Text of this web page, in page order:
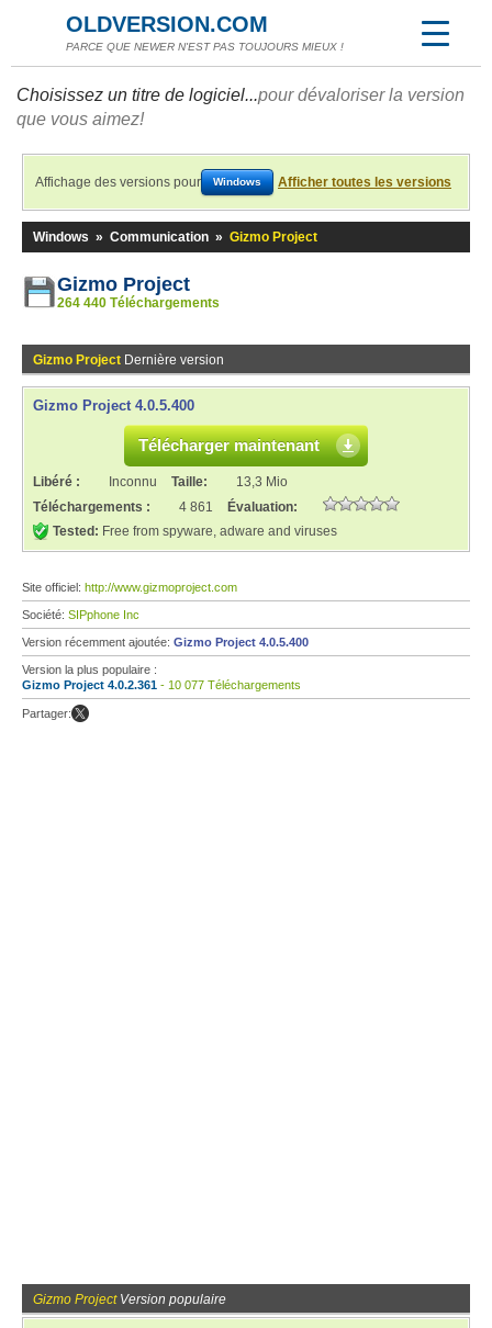
OLDVERSION.COM
PARCE QUE NEWER N'EST PAS TOUJOURS MIEUX !
Choisissez un titre de logiciel...pour dévaloriser la version
que vous aimez!
Affichage des versions pour Windows Afficher toutes les versions
Windows » Communication » Gizmo Project
Gizmo Project
264 440 Téléchargements
Gizmo Project Dernière version
Gizmo Project 4.0.5.400
Télécharger maintenant
Libéré : Inconnu Taille:
13,3 Mio
Téléchargements :
4 861
Évaluation:
Tested: Free from spyware, adware and viruses
Site officiel: http://www.gizmoproject.com
Société: SIPphone Inc
Version récemment ajoutée: Gizmo Project 4.0.5.400
Version la plus populaire :
Gizmo Project 4.0.2.361 - 10 077 Téléchargements
Partager:
Gizmo ProjectVersion populaire